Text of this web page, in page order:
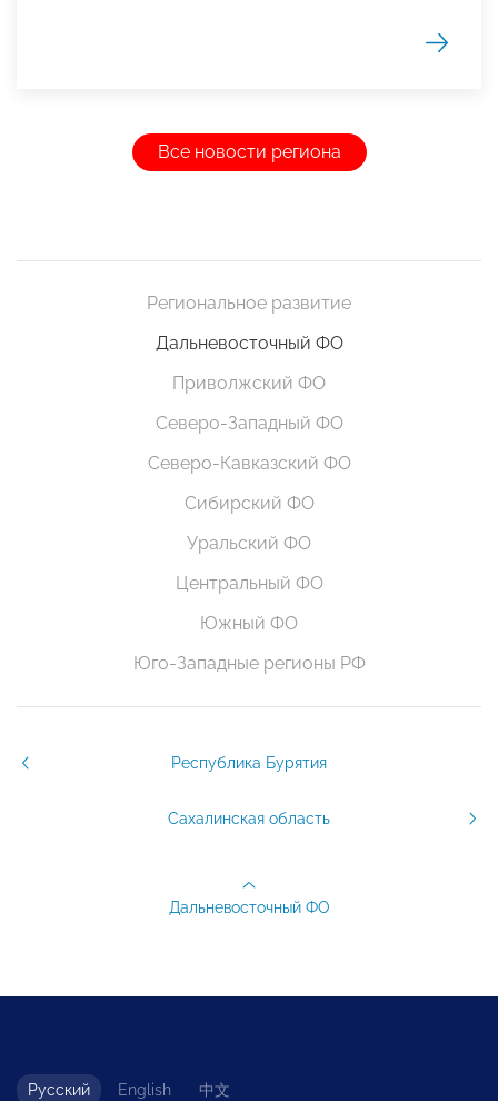
Все новости региона
Региональное развитие
Дальневосточный ФО
Приволжский ФО
Северо-Западный ФО
Северо-Кавказский ФО
Сибирский ФО
Уральский ФО
Центральный ФО
Южный ФО
Юго-Западные регионы РФ
Республика Бурятия
Сахалинская область
Дальневосточный ФО
Русский English 中文